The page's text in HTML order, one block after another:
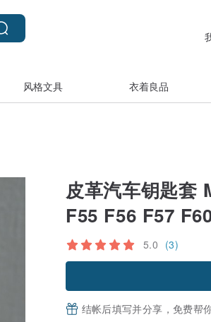
风格文具 衣着良品
皮革汽车钥匙套
F55 F56 F57
5.0 (3)
结帐后填写并分享，免费帮